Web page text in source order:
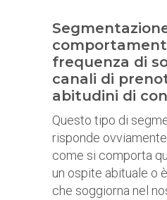
frequenza di
canali di
abitudini di
Questo tipo di
risponde
come si comporta
un ospite abituale o
che soggiorna nel